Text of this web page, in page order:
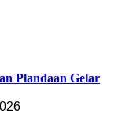
Plandaan Gelar